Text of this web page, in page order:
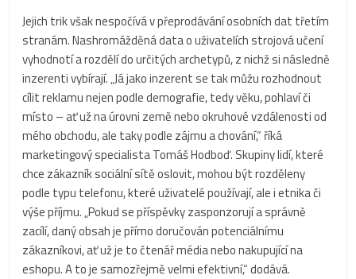
Jejich trik však nespočívá v přeprodávání osobních dat třetím
stranám. Nashromážděná data o uživatelích strojová učení
vyhodnotí a rozdělí do určitých archetypů, z nichž si následně
inzerenti vybírají. „Já jako inzerent se tak můžu rozhodnout
cílit reklamu nejen podle demografie, tedy věku, pohlaví či
místo – ať už na úrovni země nebo okruhové vzdálenosti od
mého obchodu, ale taky podle zájmu a chování,“ říká
marketingový specialista Tomáš Hodboď. Skupiny lidí, které
chce zákazník sociální sítě oslovit, mohou být rozděleny
podle typu telefonu, které uživatelé používají, ale i etnika či
výše příjmu. „Pokud se příspěvky zasponzorují a správně
zacílí, daný obsah je přímo doručován potenciálnímu
zákazníkovi, ať už je to čtenář média nebo nakupující na
eshopu. A to je samozřejmě velmi efektivní,“ dodává.